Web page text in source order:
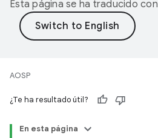
Esta página se ha traducido con
AOSP
¿Te ha resultado útil?
En esta página